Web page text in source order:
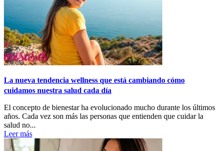
La nueva tendencia wellness que está cambiando cómo
cuidamos nuestra salud cada día
El concepto de bienestar ha evolucionado mucho durante los últimos
años. Cada vez son más las personas que entienden que cuidar la
salud no...
Leer más